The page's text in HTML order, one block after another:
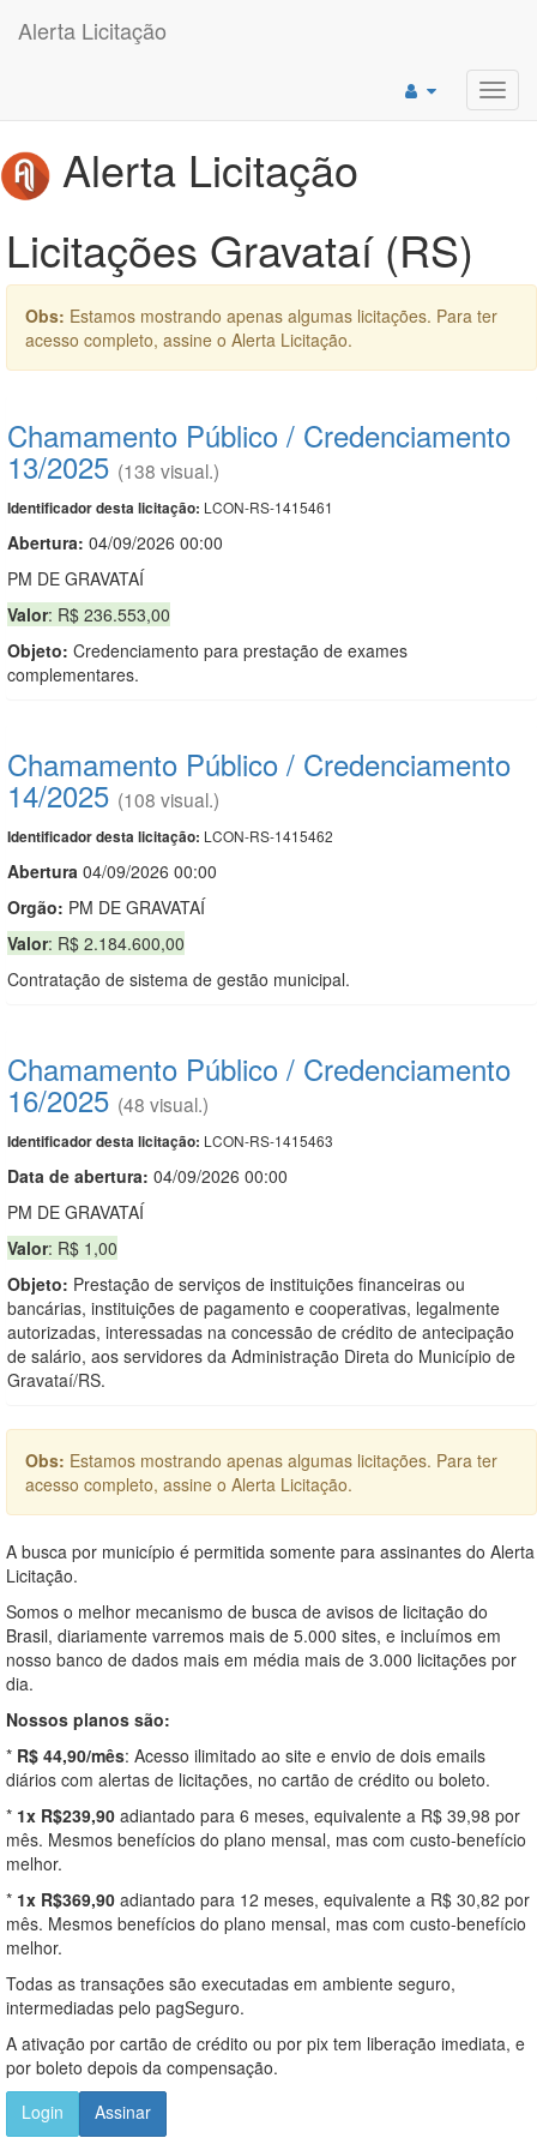
Alerta Licitação
Alerta Licitação
Licitações Gravataí (RS)
Obs: Estamos mostrando apenas algumas licitações. Para ter
acesso completo, assine o Alerta Licitação.
Chamamento Público / Credenciamento
13/2025 (138 visual.)
Identificador desta licitação: LCON-RS-1415461
Abertura: 04/09/2026 00:00
PM DE GRAVATAÍ
Valor: R$ 236.553,00
Objeto: Credenciamento para prestação de exames
complementares.
Chamamento Público / Credenciamento
14/2025 (108 visual.)
Identificador desta licitação: LCON-RS-1415462
Abertura 04/09/2026 00:00
Orgão: PM DE GRAVATAÍ
Valor: R$ 2.184.600,00
Contratação de sistema de gestão municipal.
Chamamento Público / Credenciamento
16/2025 (48 visual.)
Identificador desta licitação: LCON-RS-1415463
Data de abertura: 04/09/2026 00:00
PM DE GRAVATAÍ
Valor: R$ 1,00
Objeto: Prestação de serviços de instituições financeiras ou
bancárias, instituições de pagamento e cooperativas, legalmente
autorizadas, interessadas na concessão de crédito de antecipação
de salário, aos servidores da Administração Direta do Município de
Gravataí/RS.
Obs: Estamos mostrando apenas algumas licitações. Para ter
acesso completo, assine o Alerta Licitação.
A busca por município é permitida somente para assinantes do Alerta
Licitação.
Somos o melhor mecanismo de busca de avisos de licitação do
Brasil, diariamente varremos mais de 5.000 sites, e incluímos em
nosso banco de dados mais em média mais de 3.000 licitações por
dia.
Nossos planos são:
* R$ 44,90/mês: Acesso ilimitado ao site e envio de dois emails
diários com alertas de licitações, no cartão de crédito ou boleto.
* 1x R$239,90 adiantado para 6 meses, equivalente a R$ 39,98 por
mês. Mesmos benefícios do plano mensal, mas com custo-benefício
melhor.
* 1x R$369,90 adiantado para 12 meses, equivalente a R$ 30,82 por
mês. Mesmos benefícios do plano mensal, mas com custo-benefício
melhor.
Todas as transações são executadas em ambiente seguro,
intermediadas pelo pagSeguro.
A ativação por cartão de crédito ou por pix tem liberação imediata, e
por boleto depois da compensação.
Login
Assinar